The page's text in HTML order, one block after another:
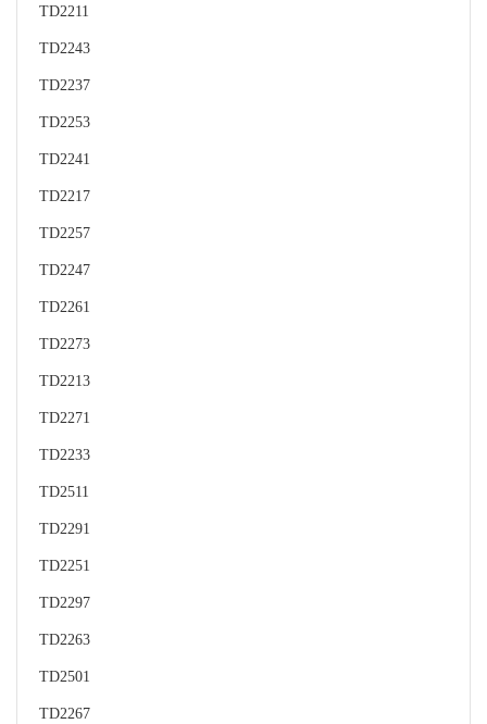
TD2211
TD2243
TD2237
TD2253
TD2241
TD2217
TD2257
TD2247
TD2261
TD2273
TD2213
TD2271
TD2233
TD2511
TD2291
TD2251
TD2297
TD2263
TD2501
TD2267